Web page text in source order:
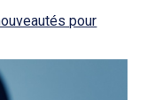
pour